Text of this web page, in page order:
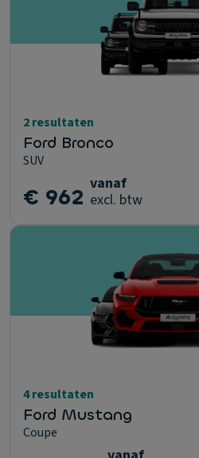
2 resultaten
Ford Bronco
SUV
€ 962 vanaf
excl. btw
4 resultaten
Ford Mustang
Coupe